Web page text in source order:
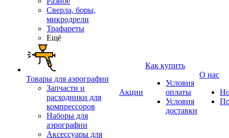
Сверла, боры,
микродрели
Трафареты
Ещё
Товары для аэрографии
Запчасти и
расходники для
компрессоров
Наборы для
аэрографии
Аксессуары для
Акции
Как купить
Условия
оплаты
Условия
доставки
О нас